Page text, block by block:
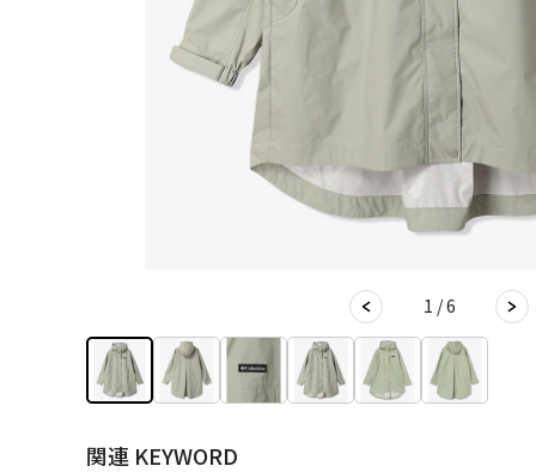
1 / 6
関連 KEYWORD